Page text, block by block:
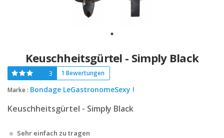
Keuschheitsgürtel - Simply Black
3
1 Bewertungen
Marke : Bondage LeGastronomeSexy !
Keuschheitsgürtel - Simply Black
Sehr einfach zu tragen